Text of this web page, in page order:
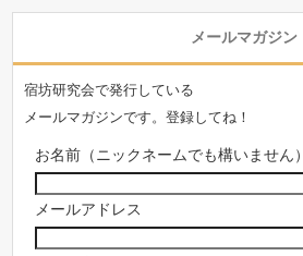
メールマガジン
宿坊研究会で発行している
メールマガジンです。登録してね！
お名前（ニックネームでも構いません）
メールアドレス